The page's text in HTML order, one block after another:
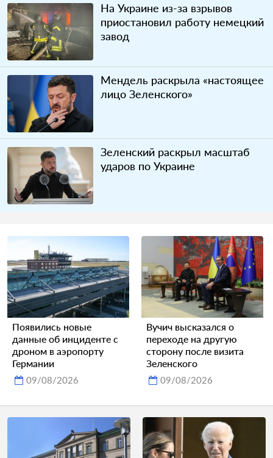
На Украине из-за взрывов
приостановил работу немецкий
завод
Мендель раскрыла «настоящее
лицо Зеленского»
Зеленский раскрыл масштаб
ударов по Украине
Появились новые
данные об инциденте с
дроном в аэропорту
Германии
09/08/2026
Вучич высказался о
переходе на другую
сторону после визита
Зеленского
09/08/2026